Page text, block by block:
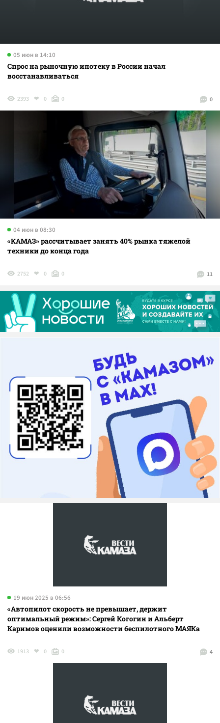
05 июн в 14:10
Спрос на рыночную ипотеку в России начал
восстанавливаться
0
2393 0 0
04 июн в 08:30
«КАМАЗ» рассчитывает занять 40% рынка тяжелой
техники до конца года
11
2752 0 0
19 июн 2025 в 06:56
«Автопилот скорость не превышает, держит
оптимальный режим»: Сергей Когогин и Альберт
Каримов оценили возможности беспилотного МАЯКа
4
1913 0 0